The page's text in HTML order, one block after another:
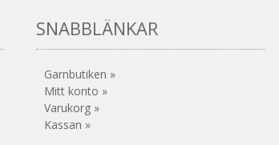
väljas
på
produktsidan
SNABBLÄNKAR
Garnbutiken »
Mitt konto »
Varukorg »
Kassan »